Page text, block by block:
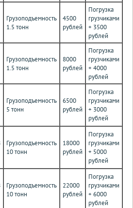
Грузоподъемность
1.5 тонн
4500
рублей
Погрузка
грузчиками
+ 3500
рублей
Грузоподъемность
1.5 тонн
8000
рублей
Погрузка
грузчиками
+ 4000
рублей
Грузоподъемность
5 тонн
6500
рублей
Погрузка
грузчиками
+ 3000
рублей
Грузоподъемность
10 тонн
18000
рублей
Погрузка
грузчиками
+ 5000
рублей
Грузоподъемность
10 тонн
22000
рублей
Погрузка
грузчиками
+ 6000
рублей